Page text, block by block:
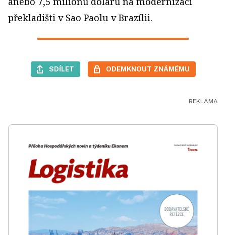
překladišti v Sao Paolu v Brazílii.
SDÍLET ODEMKNOUT ZNÁMÉMU